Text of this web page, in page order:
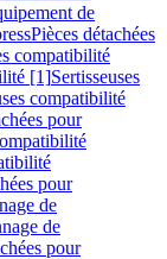
de
Pièces détachées
compatibilité
[1]Sertisseuses
compatibilité
pour
pour
de
de
pour